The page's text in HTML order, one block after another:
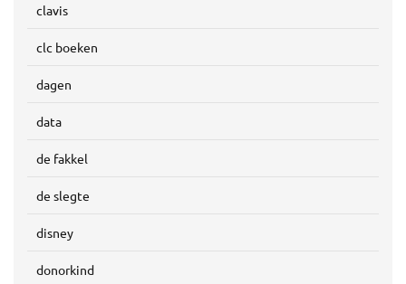
clavis
clc boeken
dagen
data
de fakkel
de slegte
disney
donorkind